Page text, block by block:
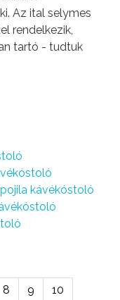
Az ital selymes
rendelkezik,
tartó - tudtuk
kávékóstoló
8 9
10